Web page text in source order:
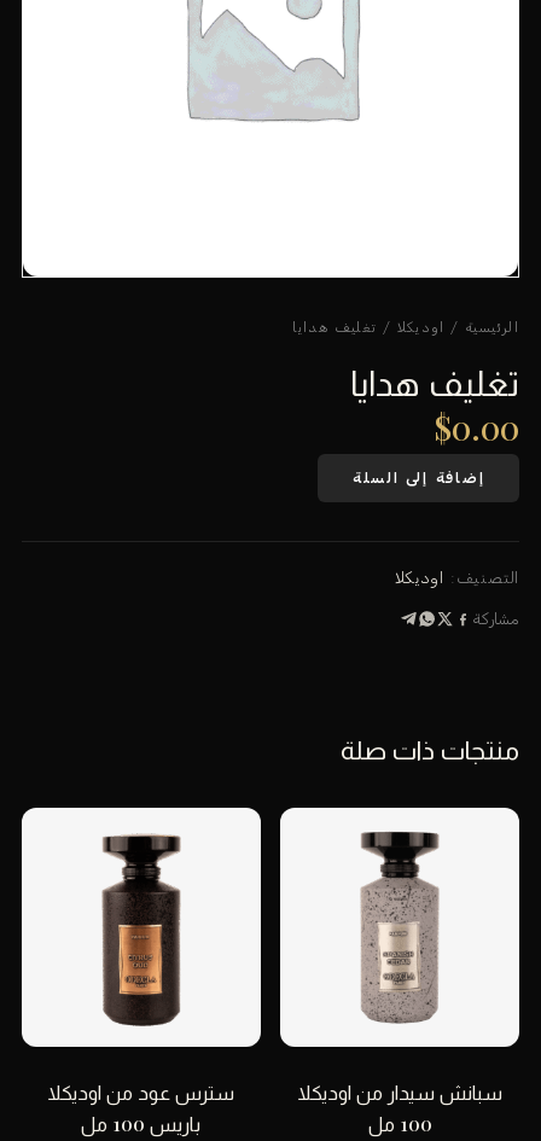
الرئيسية / اوديكلا / تغليف هدايا
تغليف هدايا
$0.00
كمية
إضافة إلى السلة
التصنيف: اوديكلا
مشاركة
منتجات ذات صلة
سبانش سيدار من اوديكلا
100 مل
سترس عود من اوديكلا
باريس 100 مل